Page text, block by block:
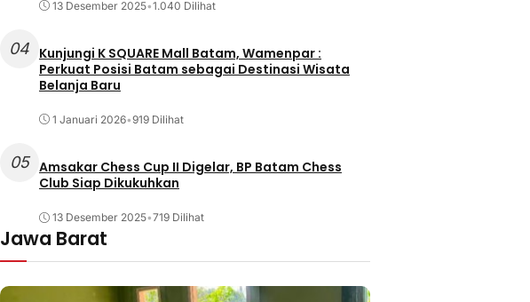
13 Desember 2025•1.040 Dilihat
04 Kunjungi K SQUARE Mall Batam, Wamenpar :
Perkuat Posisi Batam sebagai Destinasi Wisata
Belanja Baru
1 Januari 2026•919 Dilihat
05 Amsakar Chess Cup II Digelar, BP Batam Chess
Club Siap Dikukuhkan
13 Desember 2025•719 Dilihat
Jawa Barat